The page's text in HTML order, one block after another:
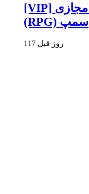
[VIP] دانلود گیم مود زندگی مجازی
(RPG) سمپ
117 روز قبل